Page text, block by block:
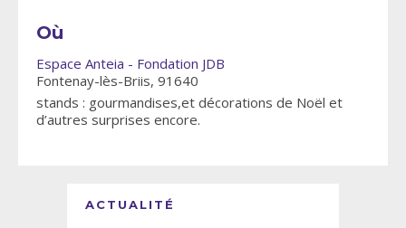
Où
Espace Anteia - Fondation JDB
Fontenay-lès-Briis, 91640
stands : gourmandises,et décorations de Noël et
d’autres surprises encore.
ACTUALITÉ